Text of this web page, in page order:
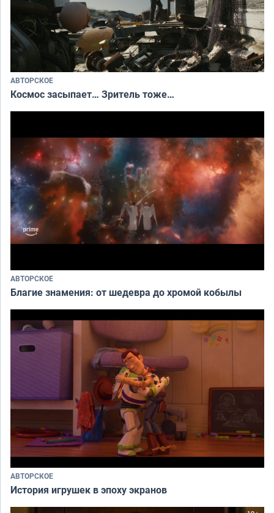
АВТОРСКОЕ
Космос засыпает… Зритель тоже…
АВТОРСКОЕ
Благие знамения: от шедевра до хромой кобылы
АВТОРСКОЕ
История игрушек в эпоху экранов